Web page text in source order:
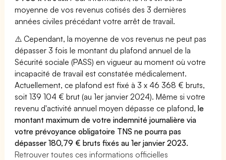
moyenne de vos revenus cotisés des 3 dernières
années civiles précédant votre arrêt de travail.
⚠️ Cependant, la moyenne de vos revenus ne peut pas
dépasser 3 fois le montant du plafond annuel de la
Sécurité sociale (PASS) en vigueur au moment où votre
incapacité de travail est constatée médicalement.
Actuellement, ce plafond est fixé à 3 x 46 368 € bruts,
soit 139 104 € brut (au 1er janvier 2024). Même si votre
revenu d'activité annuel moyen dépasse ce plafond,le
montant maximum de votre indemnité journalière via
votre prévoyance obligatoire TNS ne pourra pas
dépasser 180,79 € bruts fixés au 1er janvier 2023.
Retrouver toutes ces informations officielles